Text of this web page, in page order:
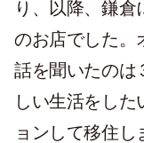
り、以降、鎌倉
のお店でした。
話を聞いたのは
しい生活をし
ョンして移住